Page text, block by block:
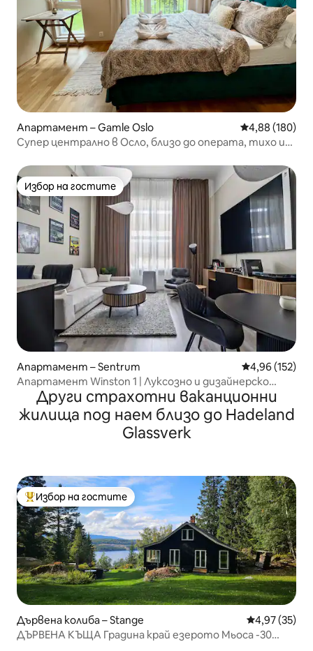
Апартамент – Gamle Oslo Средна
4,88 (180)
Супер централно в Осло, близо до операта, тихо и
Избор на гостите
Избор на гостите
Апартамент – Sentrum Средна
4,96 (152)
Апартамент Winston 1 | Луксозно и дизайнерско
изживяване
Други страхотни ваканционни
жилища под наем близо до Hadeland
Glassverk
Най-популярен избор на гостите
Избор на гостите
Дървена колиба – Stange Средна
4,97 (35)
ДЪРВЕНА КЪЩА Градина край езерото Мьоса -30